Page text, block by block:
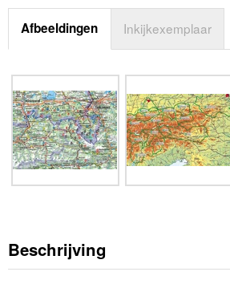
Afbeeldingen Inkijkexemplaar
Beschrijving